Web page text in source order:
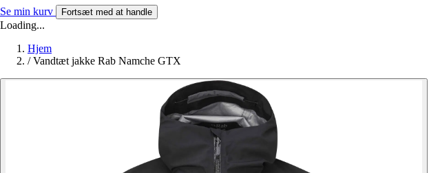
Se min kurv Fortsæt med at handle
Loading...
Hjem
/ Vandtæt jakke Rab Namche GTX